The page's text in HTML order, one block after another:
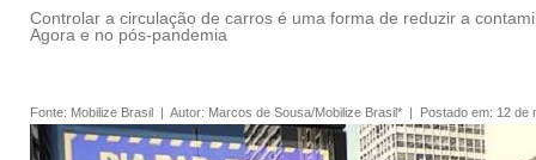
Controlar a circulação de carros é uma forma de reduzir a
Agora e no pós-pandemia
Fonte: Mobilize Brasil | Autor: Marcos de Sousa/Mobilize Brasil* | Postado em: 12 de